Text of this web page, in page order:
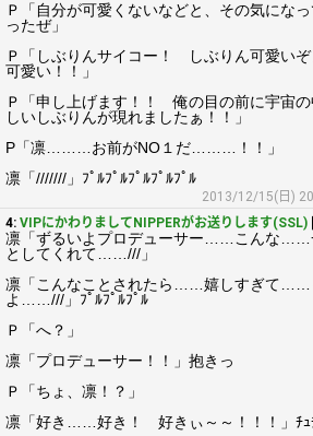
Ｐ「自分が可愛くないなどと、その気にな
ったぜ」
Ｐ「しぶりんサイコー！ しぶりん可愛い
可愛い！！」
Ｐ「申し上げます！！ 俺の目の前に宇宙
しいしぶりんが現れましたぁ！！」
P「凛………お前がNO１だ………！！」
凛「///////」ﾌﾟﾙﾌﾟﾙﾌﾟﾙﾌﾟﾙﾌﾟﾙ
2013/12/15(日)
4: VIPにかわりましてNIPPERがお送りします(SSL)
凛「ずるいよプロデューサー……こんな……
としてくれて……///」
凛「こんなことされたら……嬉しすぎて……
よ……///」ﾌﾟﾙﾌﾟﾙﾌﾟﾙ
Ｐ「へ？」
凛「プロデューサー！！」抱きっ
Ｐ「ちょ、凛！？」
凛「好き……好き！ 好きぃ～～！！！」ﾁｭﾁ